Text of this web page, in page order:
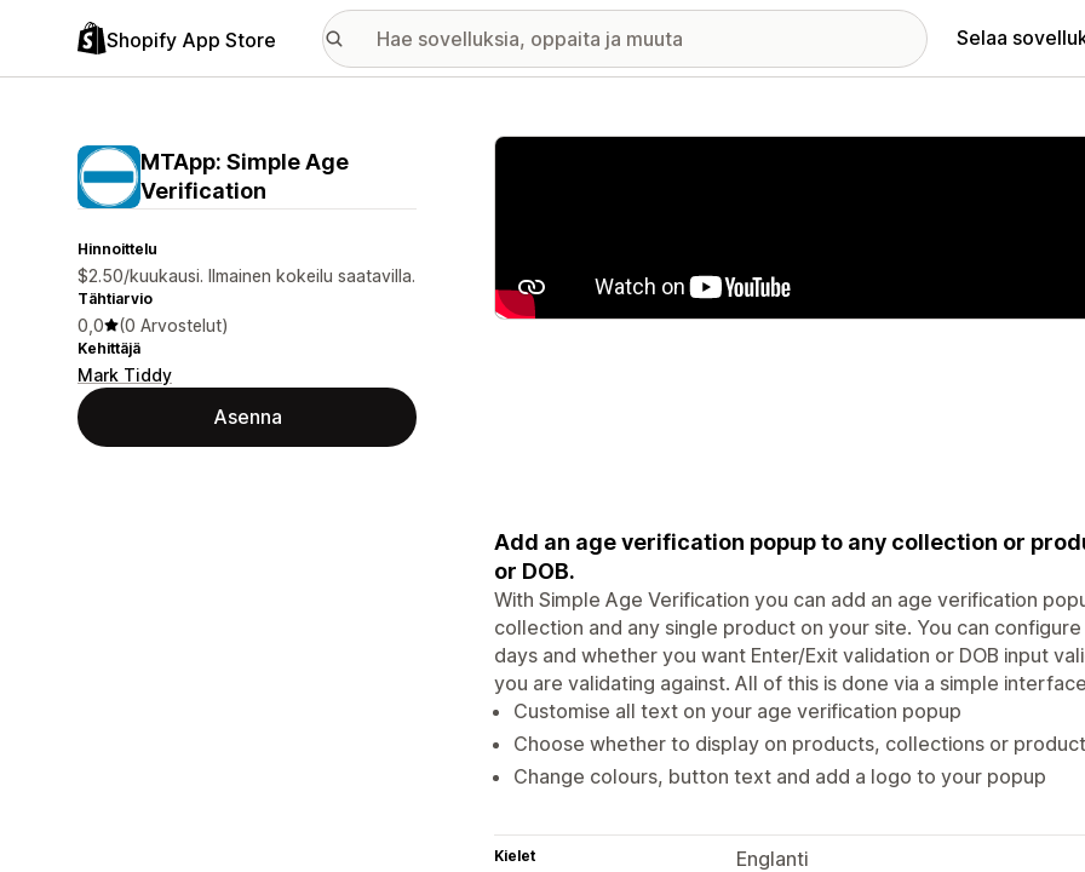
Shopify App Store Selaa
MTApp: Simple Age
Verification
Hinnoittelu
$2.50/kuukausi. Ilmainen kokeilu saatavilla.
Tähtiarvio
0,0 (0 Arvostelut)
Kehittäjä
Mark Tiddy
Asenna
Esittelykuvagalleria
Add an age verification popup to any collection or
or DOB.
With Simple Age Verification you can add an age verification
collection and any single product on your site. You can
days and whether you want Enter/Exit validation or DOB input
you are validating against. All of this is done via a simple
Customise all text on your age verification popup
Choose whether to display on products, collections or
Change colours, button text and add a logo to your popup
Kielet
Englanti